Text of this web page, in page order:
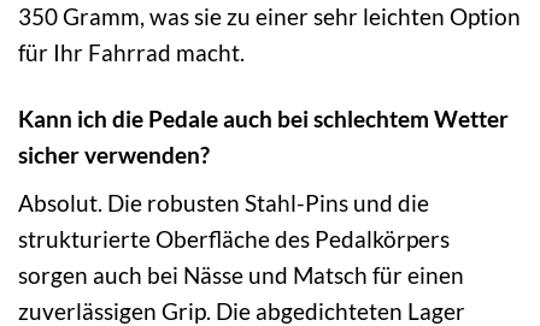
350 Gramm, was sie zu einer sehr leichten Option
für Ihr Fahrrad macht.
Kann ich die Pedale auch bei schlechtem Wetter
sicher verwenden?
Absolut. Die robusten Stahl-Pins und die
strukturierte Oberfläche des Pedalkörpers
sorgen auch bei Nässe und Matsch für einen
zuverlässigen Grip. Die abgedichteten Lager